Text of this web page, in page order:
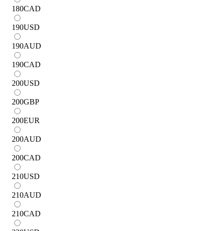
180CAD
190USD
190AUD
190CAD
200USD
200GBP
200EUR
200AUD
200CAD
210USD
210AUD
210CAD